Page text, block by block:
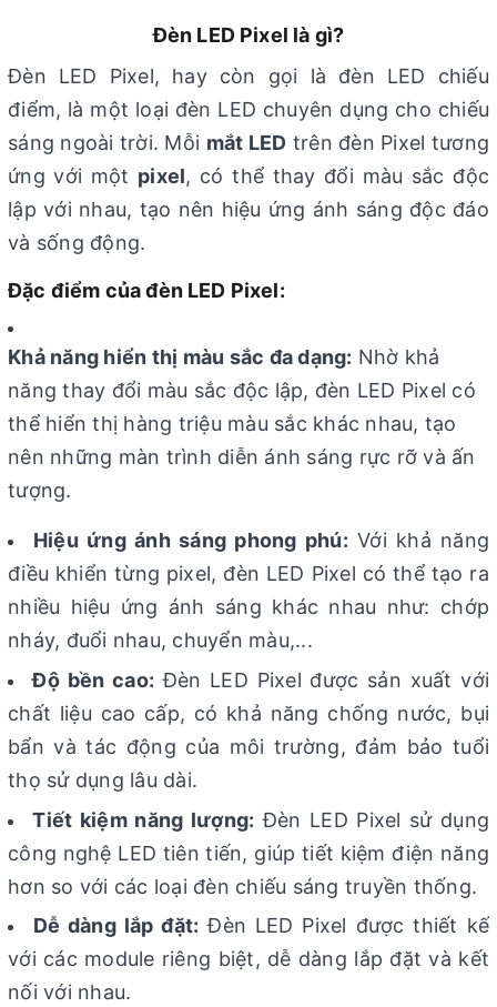
Đèn LED Pixel là gì?
Đèn LED Pixel, hay còn gọi là đèn LED chiếu
điểm, là một loại đèn LED chuyên dụng cho chiếu
sáng ngoài trời. Mỗi mắt LED trên đèn Pixel tương
ứng với một pixel, có thể thay đổi màu sắc độc
lập với nhau, tạo nên hiệu ứng ánh sáng độc đáo
và sống động.
Đặc điểm của đèn LED Pixel:
Khả năng hiển thị màu sắc đa dạng: Nhờ khả
năng thay đổi màu sắc độc lập, đèn LED Pixel có
thể hiển thị hàng triệu màu sắc khác nhau, tạo
nên những màn trình diễn ánh sáng rực rỡ và ấn
tượng.
Hiệu ứng ánh sáng phong phú: Với khả năng
điều khiển từng pixel, đèn LED Pixel có thể tạo ra
nhiều hiệu ứng ánh sáng khác nhau như: chớp
nháy, đuổi nhau, chuyển màu,...
Độ bền cao: Đèn LED Pixel được sản xuất với
chất liệu cao cấp, có khả năng chống nước, bụi
bẩn và tác động của môi trường, đảm bảo tuổi
thọ sử dụng lâu dài.
Tiết kiệm năng lượng: Đèn LED Pixel sử dụng
công nghệ LED tiên tiến, giúp tiết kiệm điện năng
hơn so với các loại đèn chiếu sáng truyền thống.
Dễ dàng lắp đặt: Đèn LED Pixel được thiết kế
với các module riêng biệt, dễ dàng lắp đặt và kết
nối với nhau.